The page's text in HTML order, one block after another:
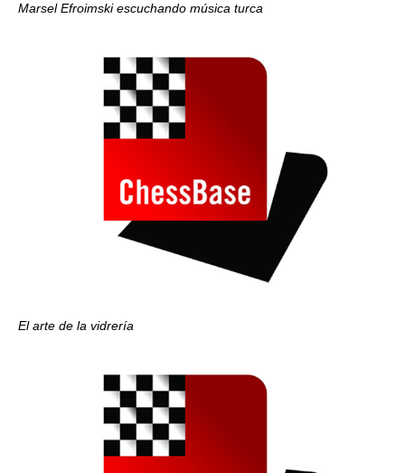
Marsel Efroimski escuchando música turca
El arte de la vidrería